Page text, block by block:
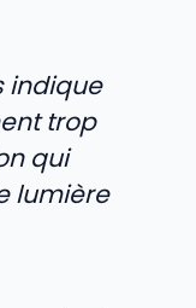
indique
trop
qui
lumière